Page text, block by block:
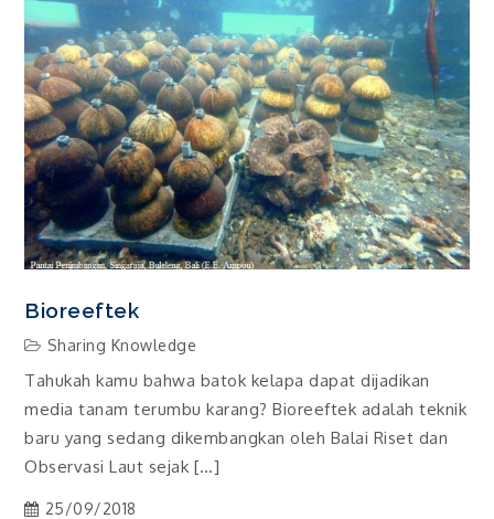
Bioreeftek
Sharing Knowledge
Tahukah kamu bahwa batok kelapa dapat dijadikan
media tanam terumbu karang? Bioreeftek adalah teknik
baru yang sedang dikembangkan oleh Balai Riset dan
Observasi Laut sejak […]
25/09/2018